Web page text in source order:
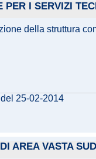
I SERVIZI
della struttura
25-02-2014
AREA VASTA